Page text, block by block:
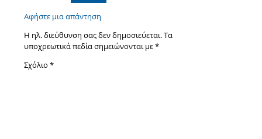
Αφήστε μια απάντηση
Η ηλ. διεύθυνση σας δεν δημοσιεύεται.Τα
υποχρεωτικά πεδία σημειώνονται με*
Σχόλιο *